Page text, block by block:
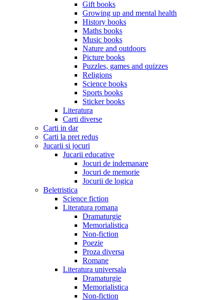
Gift books
Growing up and mental health
History books
Maths books
Music books
Nature and outdoors
Picture books
Puzzles, games and quizzes
Religions
Science books
Sports books
Sticker books
Literatura
Carti diverse
Carti in dar
Carti la pret redus
Jucarii si jocuri
Jucarii educative
Jocuri de indemanare
Jocuri de memorie
Jocurii de logica
Beletristica
Science fiction
Literatura romana
Dramaturgie
Memorialistica
Non-fiction
Poezie
Proza diversa
Romane
Literatura universala
Dramaturgie
Memorialistica
Non-fiction